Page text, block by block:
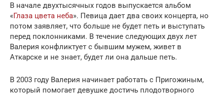
В начале двухтысячных годов выпускается альбом
«Глаза цвета неба». Певица дает два своих концерта, но
потом заявляет, что больше не будет петь и выступать
перед поклонниками. В течение следующих двух лет
Валерия конфликтует с бывшим мужем, живет в
Аткарске и не знает, будет ли она дальше петь.
В 2003 году Валерия начинает работать с Пригожиным,
который помогает девушке достичь плодотворного